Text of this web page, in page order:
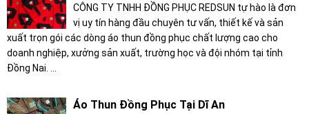
CÔNG TY TNHH ĐỒNG PHỤC REDSUN tự hào là đơn
vị uy tín hàng đầu chuyên tư vấn, thiết kế và sản
xuất trọn gói các dòng áo thun đồng phục chất lượng cao cho
doanh nghiệp, xưởng sản xuất, trường học và đội nhóm tại tỉnh
Đồng Nai. ...
Áo Thun Đồng Phục Tại Dĩ An